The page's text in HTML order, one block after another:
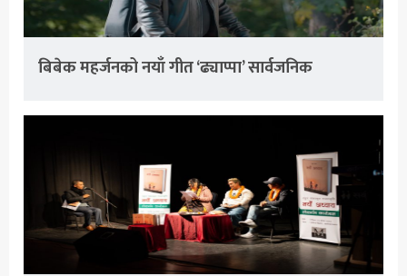
बिबेक महर्जनको नयाँ गीत ‘ढ्याप्पा’ सार्वजनिक